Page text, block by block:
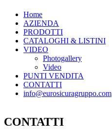
Home
AZIENDA
PRODOTTI
CATALOGHI & LISTINI
VIDEO
Photogallery
Video
PUNTI VENDITA
CONTATTI
info@eurosicuragruppo.com
CONTATTI